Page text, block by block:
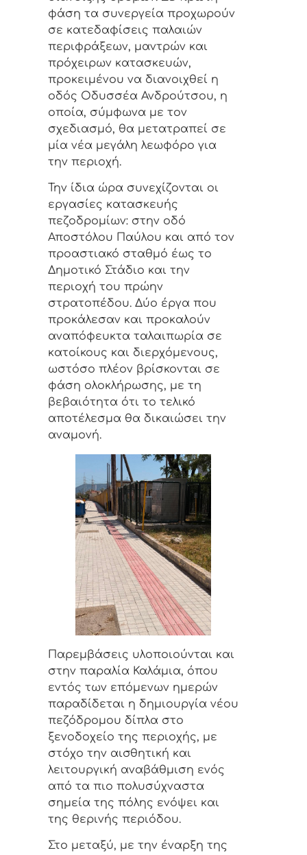
φάση τα συνεργεία προχωρούν
σε κατεδαφίσεις παλαιών
περιφράξεων, μαντρών και
πρόχειρων κατασκευών,
προκειμένου να διανοιχθεί η
οδός Οδυσσέα Ανδρούτσου, η
οποία, σύμφωνα με τον
σχεδιασμό, θα μετατραπεί σε
μία νέα μεγάλη λεωφόρο για
την περιοχή.
Την ίδια ώρα συνεχίζονται οι
εργασίες κατασκευής
πεζοδρομίων: στην οδό
Αποστόλου Παύλου και από τον
προαστιακό σταθμό έως το
Δημοτικό Στάδιο και την
περιοχή του πρώην
στρατοπέδου. Δύο έργα που
προκάλεσαν και προκαλούν
αναπόφευκτα ταλαιπωρία σε
κατοίκους και διερχόμενους,
ωστόσο πλέον βρίσκονται σε
φάση ολοκλήρωσης, με τη
βεβαιότητα ότι το τελικό
αποτέλεσμα θα δικαιώσει την
αναμονή.
Παρεμβάσεις υλοποιούνται και
στην παραλία Καλάμια, όπου
εντός των επόμενων ημερών
παραδίδεται η δημιουργία νέου
πεζόδρομου δίπλα στο
ξενοδοχείο της περιοχής, με
στόχο την αισθητική και
λειτουργική αναβάθμιση ενός
από τα πιο πολυσύχναστα
σημεία της πόλης ενόψει και
της θερινής περιόδου.
Στο μεταξύ, με την έναρξη της